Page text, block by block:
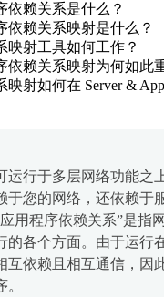
依赖关系是什么？
依赖关系映射是什么？
映射工具如何工作？
依赖关系映射为何如此
映射如何在 Server &
运行于多层网络功能之
于您的网络，还依赖于
用程序依赖关系”是指
的各个方面。由于运行
互依赖且相互通信，因